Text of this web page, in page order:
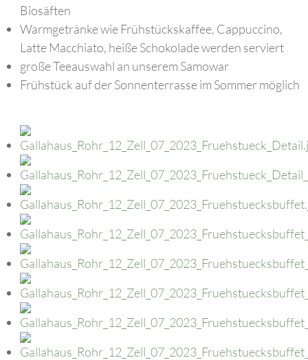
Biosäften
Warmgetränke wie Frühstückskaffee, Cappuccino,
Latte Macchiato, heiße Schokolade werden serviert
große Teeauswahl an unserem Samowar
Frühstück auf der Sonnenterrasse im Sommer möglich